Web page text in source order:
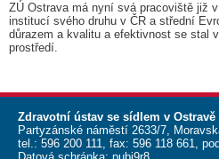
ZÚ Ostrava má nyní svá pracoviště již
institucí svého druhu v ČR a střední
důrazem a kvalitu a efektivnost se stal
prostředí.
Zdravotní ústav se sídlem v Ostravě
Partyzánské náměstí 2633/7,
tel.: 596 200 111, fax: 596 118 661,